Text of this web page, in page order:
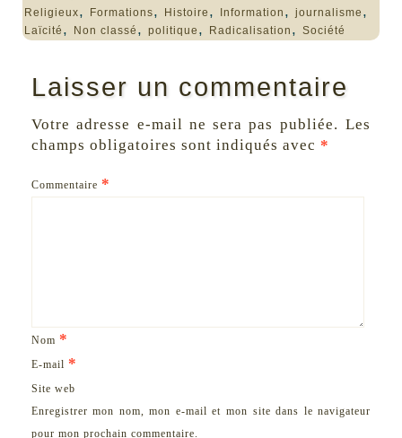
Religieux, Formations, Histoire , Information , journalisme ,
Laïcité , Non classé , politique , Radicalisation , Société
Laisser un commentaire
Votre adresse e-mail ne sera pas publiée. Les
champs obligatoires sont indiqués avec *
Commentaire *
Nom *
E-mail *
Site web
Enregistrer mon nom, mon e-mail et mon site dans le navigateur
pour mon prochain commentaire.